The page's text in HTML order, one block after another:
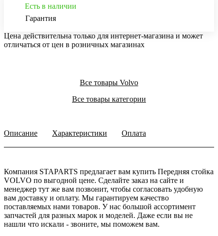
Есть в наличии
Гарантия
Цена действительна только для интернет-магазина и может
отличаться от цен в розничных магазинах
Все товары Volvo
Все товары категории
Описание Характеристики Оплата
Компания STAPARTS предлагает вам купить Передняя стойка
VOLVO по выгодной цене. Сделайте заказ на сайте и
менеджер тут же вам позвонит, чтобы согласовать удобную
вам доставку и оплату. Мы гарантируем качество
поставляемых нами товаров. У нас большой ассортимент
запчастей для разных марок и моделей. Даже если вы не
нашли что искали - звоните, мы поможем вам.